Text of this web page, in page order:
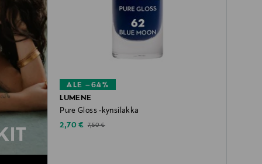
ALE –64%
LUMENE
Pure Gloss -kynsilakka
Discounted Price
2,70 € Original Price
7,50 €